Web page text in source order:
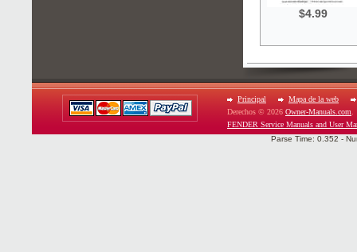
$4.99
Principal
Mapa de la web
Derechos © 2026 Owner-Manuals.com
FENDER Service Manuals and User
Parse Time: 0.352 -